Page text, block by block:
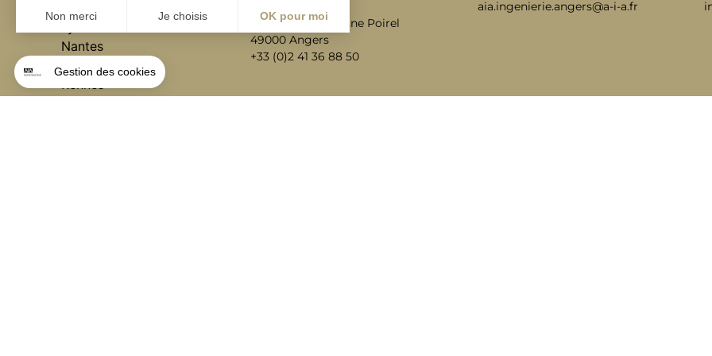
Nantes
Paris
14 boulevard Yvonne Poirel
49000 Angers
+33 (0)2 41 36 88 50
aia.ingenierie.angers@a-i-a.fr